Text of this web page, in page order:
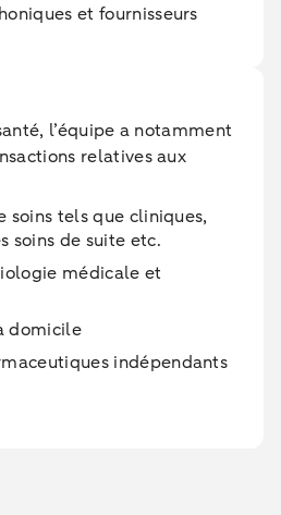
et fournisseurs
l’équipe a notamment
relatives aux
soins tels que cliniques,
soins de suite etc.
médicale et
domicile
indépendants